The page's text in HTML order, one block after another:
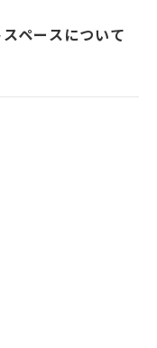
ペースについて